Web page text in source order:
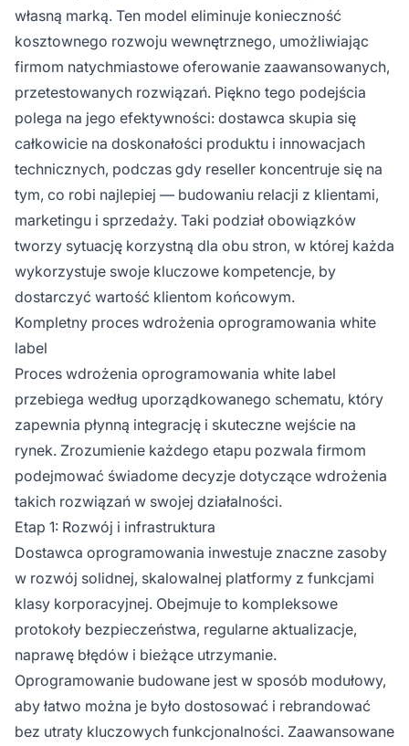
własną marką. Ten model eliminuje konieczność
kosztownego rozwoju wewnętrznego, umożliwiając
firmom natychmiastowe oferowanie zaawansowanych,
przetestowanych rozwiązań. Piękno tego podejścia
polega na jego efektywności: dostawca skupia się
całkowicie na doskonałości produktu i innowacjach
technicznych, podczas gdy reseller koncentruje się na
tym, co robi najlepiej — budowaniu relacji z klientami,
marketingu i sprzedaży. Taki podział obowiązków
tworzy sytuację korzystną dla obu stron, w której każda
wykorzystuje swoje kluczowe kompetencje, by
dostarczyć wartość klientom końcowym.
Kompletny proces wdrożenia oprogramowania white
label
Proces wdrożenia oprogramowania white label
przebiega według uporządkowanego schematu, który
zapewnia płynną integrację i skuteczne wejście na
rynek. Zrozumienie każdego etapu pozwala firmom
podejmować świadome decyzje dotyczące wdrożenia
takich rozwiązań w swojej działalności.
Etap 1: Rozwój i infrastruktura
Dostawca oprogramowania inwestuje znaczne zasoby
w rozwój solidnej, skalowalnej platformy z funkcjami
klasy korporacyjnej. Obejmuje to kompleksowe
protokoły bezpieczeństwa, regularne aktualizacje,
naprawę błędów i bieżące utrzymanie.
Oprogramowanie budowane jest w sposób modułowy,
aby łatwo można je było dostosować i rebrandować
bez utraty kluczowych funkcjonalności. Zaawansowane